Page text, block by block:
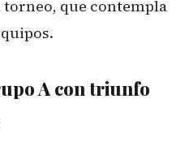
que contempla
A con triunfo